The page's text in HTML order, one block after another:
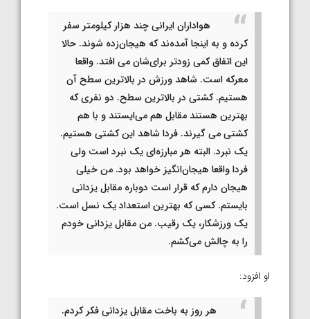
هواداران ایرانی چند هزار کیلومتر سفر
کرده و به اینجا آمده‌ند که هیجان‌زده شوند. حالا
این اتفاق کمی زودتر برای‌شان می افتد. واقعا
معرکه است. شاهد ورزش در بالاترین سطح آن
هستیم. کشتی در بالاترین سطح. دو نفری که
بهترین هستند مقابل هم می‌ایستند و با هم
کشتی می گیرند. فردا شاهد این کشتی هستیم.
یک نبرد. البته هر مبارزه‌ای یک نبرد است ولی
فردا واقعا هیجان‌انگیز خواهد بود. من خیلی
هیجان دارم که قرار است دوباره مقابل یزدانی
بایستم. کسی که بهترین استعداد یک نسل است.
یک ورزشکار، یک رقیب. من مقابل یزدانی خودم
را به چالش می‌کشم.
او افزود:
هر روز به باخت مقابل یزدانی فکر کردم.